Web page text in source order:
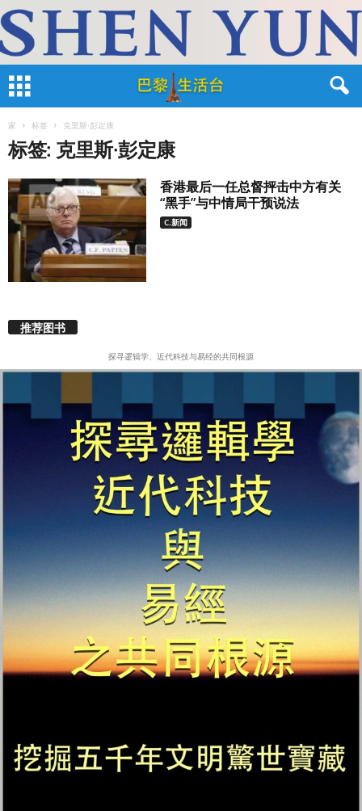
家 标签 克里斯·彭定康
标签: 克里斯·彭定康
香港最后一任总督抨击中方有关
“黑手”与中情局干预说法
C.新闻
推荐图书
探寻逻辑学、近代科技与易经的共同根源